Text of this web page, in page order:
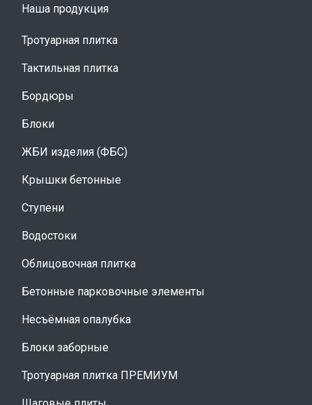
Наша продукция
Тротуарная плитка
Тактильная плитка
Бордюры
Блоки
ЖБИ изделия (ФБС)
Крышки бетонные
Ступени
Водостоки
Облицовочная плитка
Бетонные парковочные элементы
Несъёмная опалубка
Блоки заборные
Тротуарная плитка ПРЕМИУМ